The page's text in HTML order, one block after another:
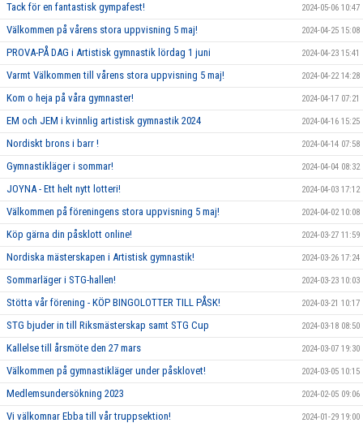
Tack för en fantastisk gympafest! 2024-05-06 10:47
Välkommen på vårens stora uppvisning 5 maj! 2024-04-25 15:08
PROVA-PÅ DAG i Artistisk gymnastik lördag 1 juni 2024-04-23 15:41
Varmt Välkommen till vårens stora uppvisning 5 maj! 2024-04-22 14:28
Kom o heja på våra gymnaster! 2024-04-17 07:21
EM och JEM i kvinnlig artistisk gymnastik 2024 2024-04-16 15:25
Nordiskt brons i barr ! 2024-04-14 07:58
Gymnastikläger i sommar! 2024-04-04 08:32
JOYNA - Ett helt nytt lotteri! 2024-04-03 17:12
Välkommen på föreningens stora uppvisning 5 maj! 2024-04-02 10:08
Köp gärna din påsklott online! 2024-03-27 11:59
Nordiska mästerskapen i Artistisk gymnastik! 2024-03-26 17:24
Sommarläger i STG-hallen! 2024-03-23 10:03
Stötta vår förening - KÖP BINGOLOTTER TILL PÅSK! 2024-03-21 10:17
STG bjuder in till Riksmästerskap samt STG Cup 2024-03-18 08:50
Kallelse till årsmöte den 27 mars 2024-03-07 19:30
Välkommen på gymnastikläger under påsklovet! 2024-03-05 10:15
Medlemsundersökning 2023 2024-02-05 09:06
Vi välkomnar Ebba till vår truppsektion! 2024-01-29 19:00